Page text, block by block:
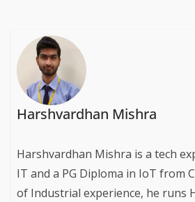
Harshvardhan Mishra
Harshvardhan Mishra is a tech
IT and a PG Diploma in IoT from
of Industrial experience, he runs